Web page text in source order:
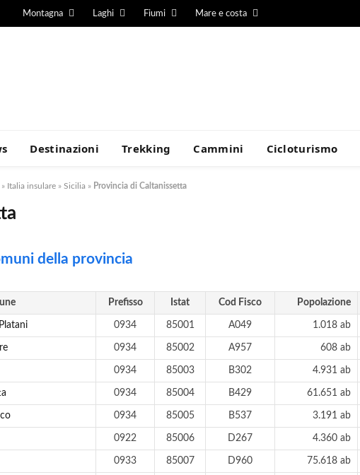
Montagna Laghi Fiumi Mare e costa
Destinazioni Trekking Cammini Cicloturismo
» Italia insulare » Sicilia » Provincia di Caltanissetta
della provincia
Prefisso Istat Cod Fisco Popolazione
0934 85001 A049 1.018 ab
0934 85002 A957 608 ab
0934 85003 B302 4.931 ab
0934 85004 B429 61.651 ab
0934 85005 B537 3.191 ab
0922 85006 D267 4.360 ab
0933 85007 D960 75.618 ab